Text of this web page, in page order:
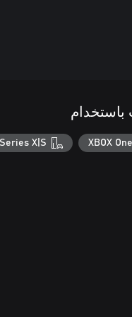
باستخدام
XBOX One
X|S